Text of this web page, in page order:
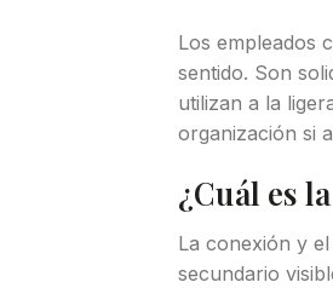
Los empleados
sentido. Son
utilizan a la
organización si
¿Cuál es
La conexión y
secundario